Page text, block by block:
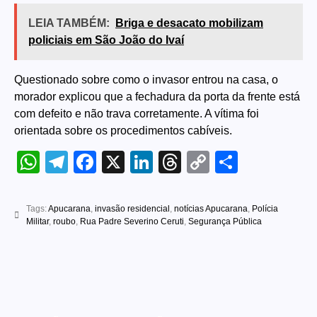
LEIA TAMBÉM:
Briga e desacato mobilizam
policiais em São João do Ivaí
Questionado sobre como o invasor entrou na casa, o
morador explicou que a fechadura da porta da frente está
com defeito e não trava corretamente. A vítima foi
orientada sobre os procedimentos cabíveis.
WhatsApp
Telegram
Facebook
X LinkedIn
Threads
Copy
Tags:Apucarana, invasão residencial , notícias Apucarana, Polícia
Militar, roubo, Rua Padre Severino Ceruti, Segurança Pública